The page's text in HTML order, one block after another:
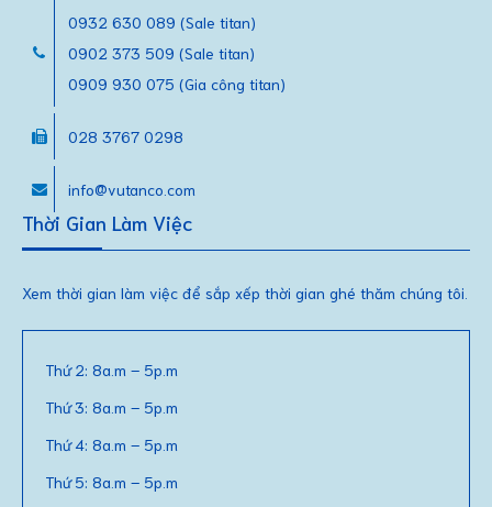
0932 630 089 (Sale titan)
0902 373 509 (Sale titan)
0909 930 075 (Gia công titan)
028 3767 0298
info@vutanco.com
Thời Gian Làm Việc
Xem thời gian làm việc để sắp xếp thời gian ghé thăm chúng tôi.
Thứ 2: 8a.m – 5p.m
Thứ 3: 8a.m – 5p.m
Thứ 4: 8a.m – 5p.m
Thứ 5: 8a.m – 5p.m